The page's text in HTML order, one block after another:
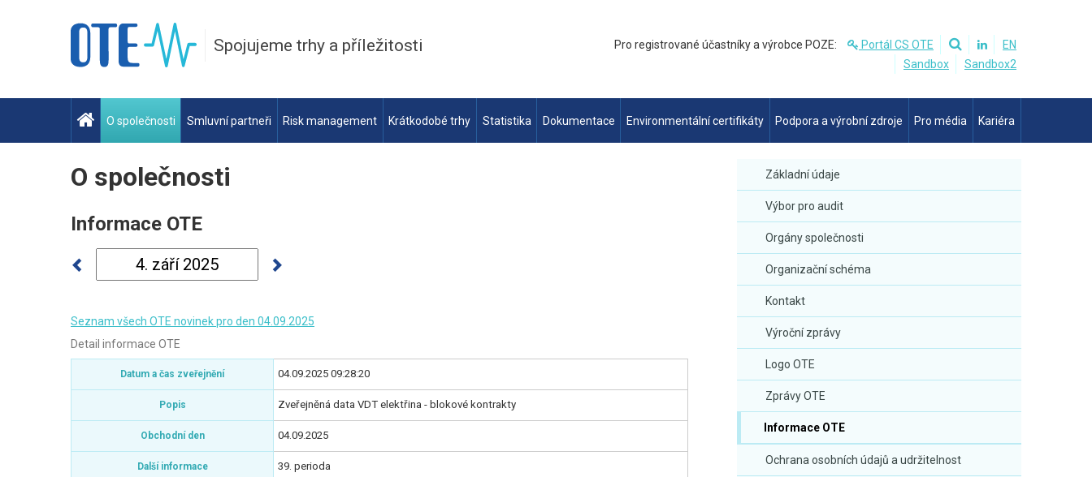
Spojujeme trhy a příležitosti Pro registrované účastníky a výrobce POZE: Portál CS OTE
EN
Sandbox
Sandbox2
O společnosti Smluvní partneři Risk management Krátkodobé trhy Statistika Dokumentace Environmentální certifikáty Podpora a výrobní zdroje Pro média Kariéra
Základní údaje
Výbor pro audit
Orgány společnosti
Organizační schéma
Kontakt
Výroční zprávy
Logo OTE
Zprávy OTE
Informace OTE
Ochrana osobních údajů a udržitelnost
O společnosti
Informace OTE
Seznam všech OTE novinek pro den 04.09.2025
Detail informace OTE
Datum a čas zveřejnění 04.09.2025 09:28:20
Popis Zveřejněná data VDT elektřina - blokové kontrakty
Obchodní den 04.09.2025
Další informace 39. perioda